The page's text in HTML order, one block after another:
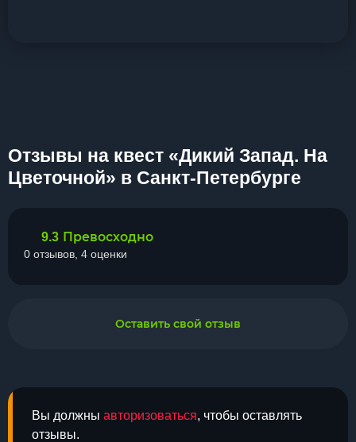
Отзывы на квест «Дикий Запад. На
Цветочной» в Санкт-Петербурге
Вы должны авторизоваться, чтобы оставлять
отзывы.
9.3 Превосходно
0 отзывов, 4 оценки
Оставить свой отзыв